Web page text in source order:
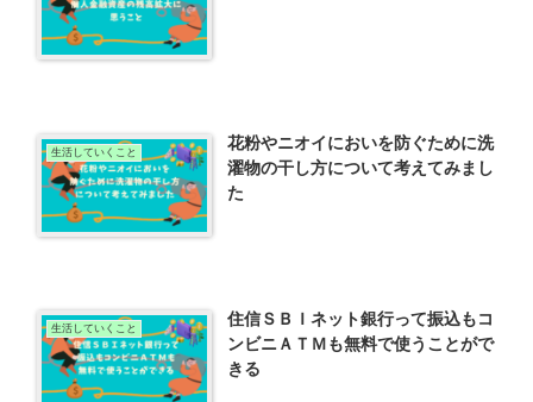
生活していくこと
花粉やニオイにおいを防ぐために洗
濯物の干し方について考えてみまし
た
生活していくこと
住信ＳＢＩネット銀行って振込もコ
ンビニＡＴＭも無料で使うことがで
きる